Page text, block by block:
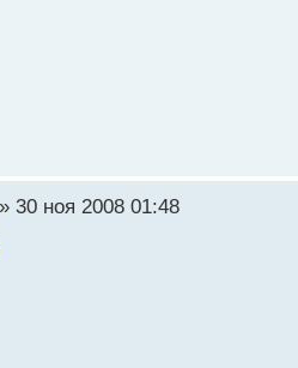
30 ноя 2008 01:48